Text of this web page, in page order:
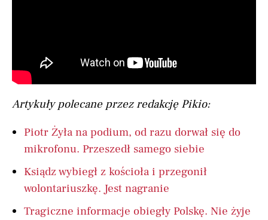
Artykuły polecane przez redakcję Pikio:
Piotr Żyła na podium, od razu dorwał się do
mikrofonu. Przeszedł samego siebie
Ksiądz wybiegł z kościoła i przegonił
wolontariuszkę. Jest nagranie
Tragiczne informacje obiegły Polskę. Nie żyje